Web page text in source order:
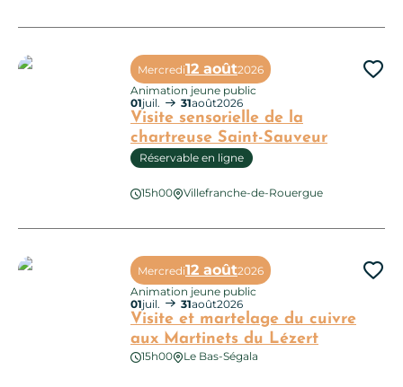
Visite sensorielle de la
chartreuse Saint-Sauveur
Réservable en ligne
15h00 Villefranche-de-Rouergue
Mercredi12 août2026
Animation jeune public
01juil. 31août2026
Visite sensorielle de la chartreuse Saint-Sauveur
Visite et martelage du cuivre
aux Martinets du Lézert
15h00 Le Bas-Ségala
Mercredi12 août2026
Animation jeune public
01juil. 31août2026